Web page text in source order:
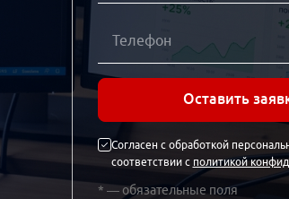
Оставить
Согласен с обработкой
соответствии с политикой
* — обязательные поля